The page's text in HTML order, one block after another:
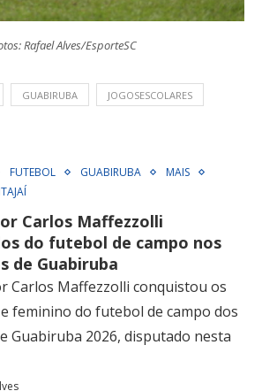
Rafael Alves/EsporteSC
GUABIRUBA JOGOSESCOLARES
FUTEBOL GUABIRUBA
MAIS
Carlos Maffezzolli
do futebol de campo nos
de Guabiruba
Carlos Maffezzolli conquistou os
feminino do futebol de campo dos
Guabiruba 2026, disputado nesta